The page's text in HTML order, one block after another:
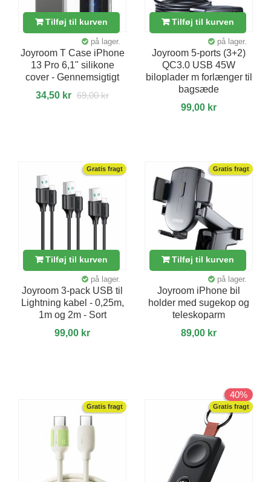
Tilføj til kurven
på lager.
Joyroom T Case iPhone
13 Pro 6,1" silikone
cover - Gennemsigtigt
34,50 kr 69,00 kr
Tilføj til kurven
på lager.
Joyroom 5-ports (3+2)
QC3.0 USB 45W
biloplader m forlænger til
bagsæde
99,00 kr
Gratis fragt
Tilføj til kurven
på lager.
Joyroom 3-pack USB til
Lightning kabel - 0,25m,
1m og 2m - Sort
99,00 kr
Gratis fragt
Tilføj til kurven
på lager.
Joyroom iPhone bil
holder med sugekop og
teleskoparm
89,00 kr
Gratis fragt
40%
Gratis fragt